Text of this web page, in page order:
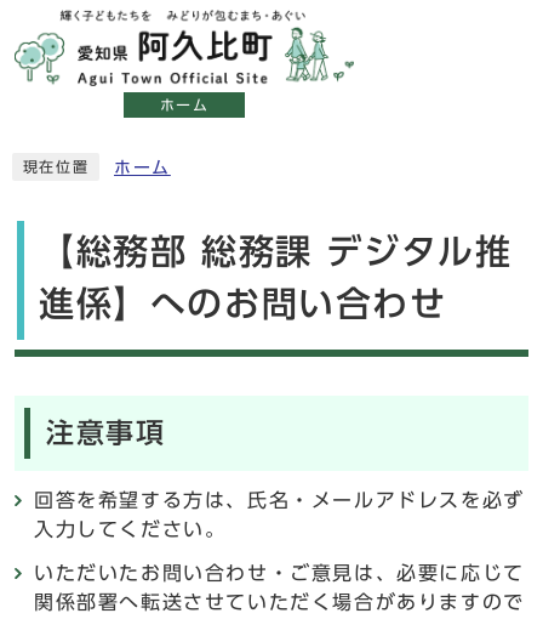
ホーム
現在位置 ホーム
【総務部 総務課 デジタル推
進係】へのお問い合わせ
注意事項
回答を希望する方は、氏名・メールアドレスを必ず
入力してください。
いただいたお問い合わせ・ご意見は、必要に応じて
関係部署へ転送させていただく場合がありますので